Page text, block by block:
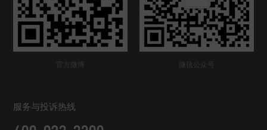
官方微博 微信公众号
服务与投诉热线